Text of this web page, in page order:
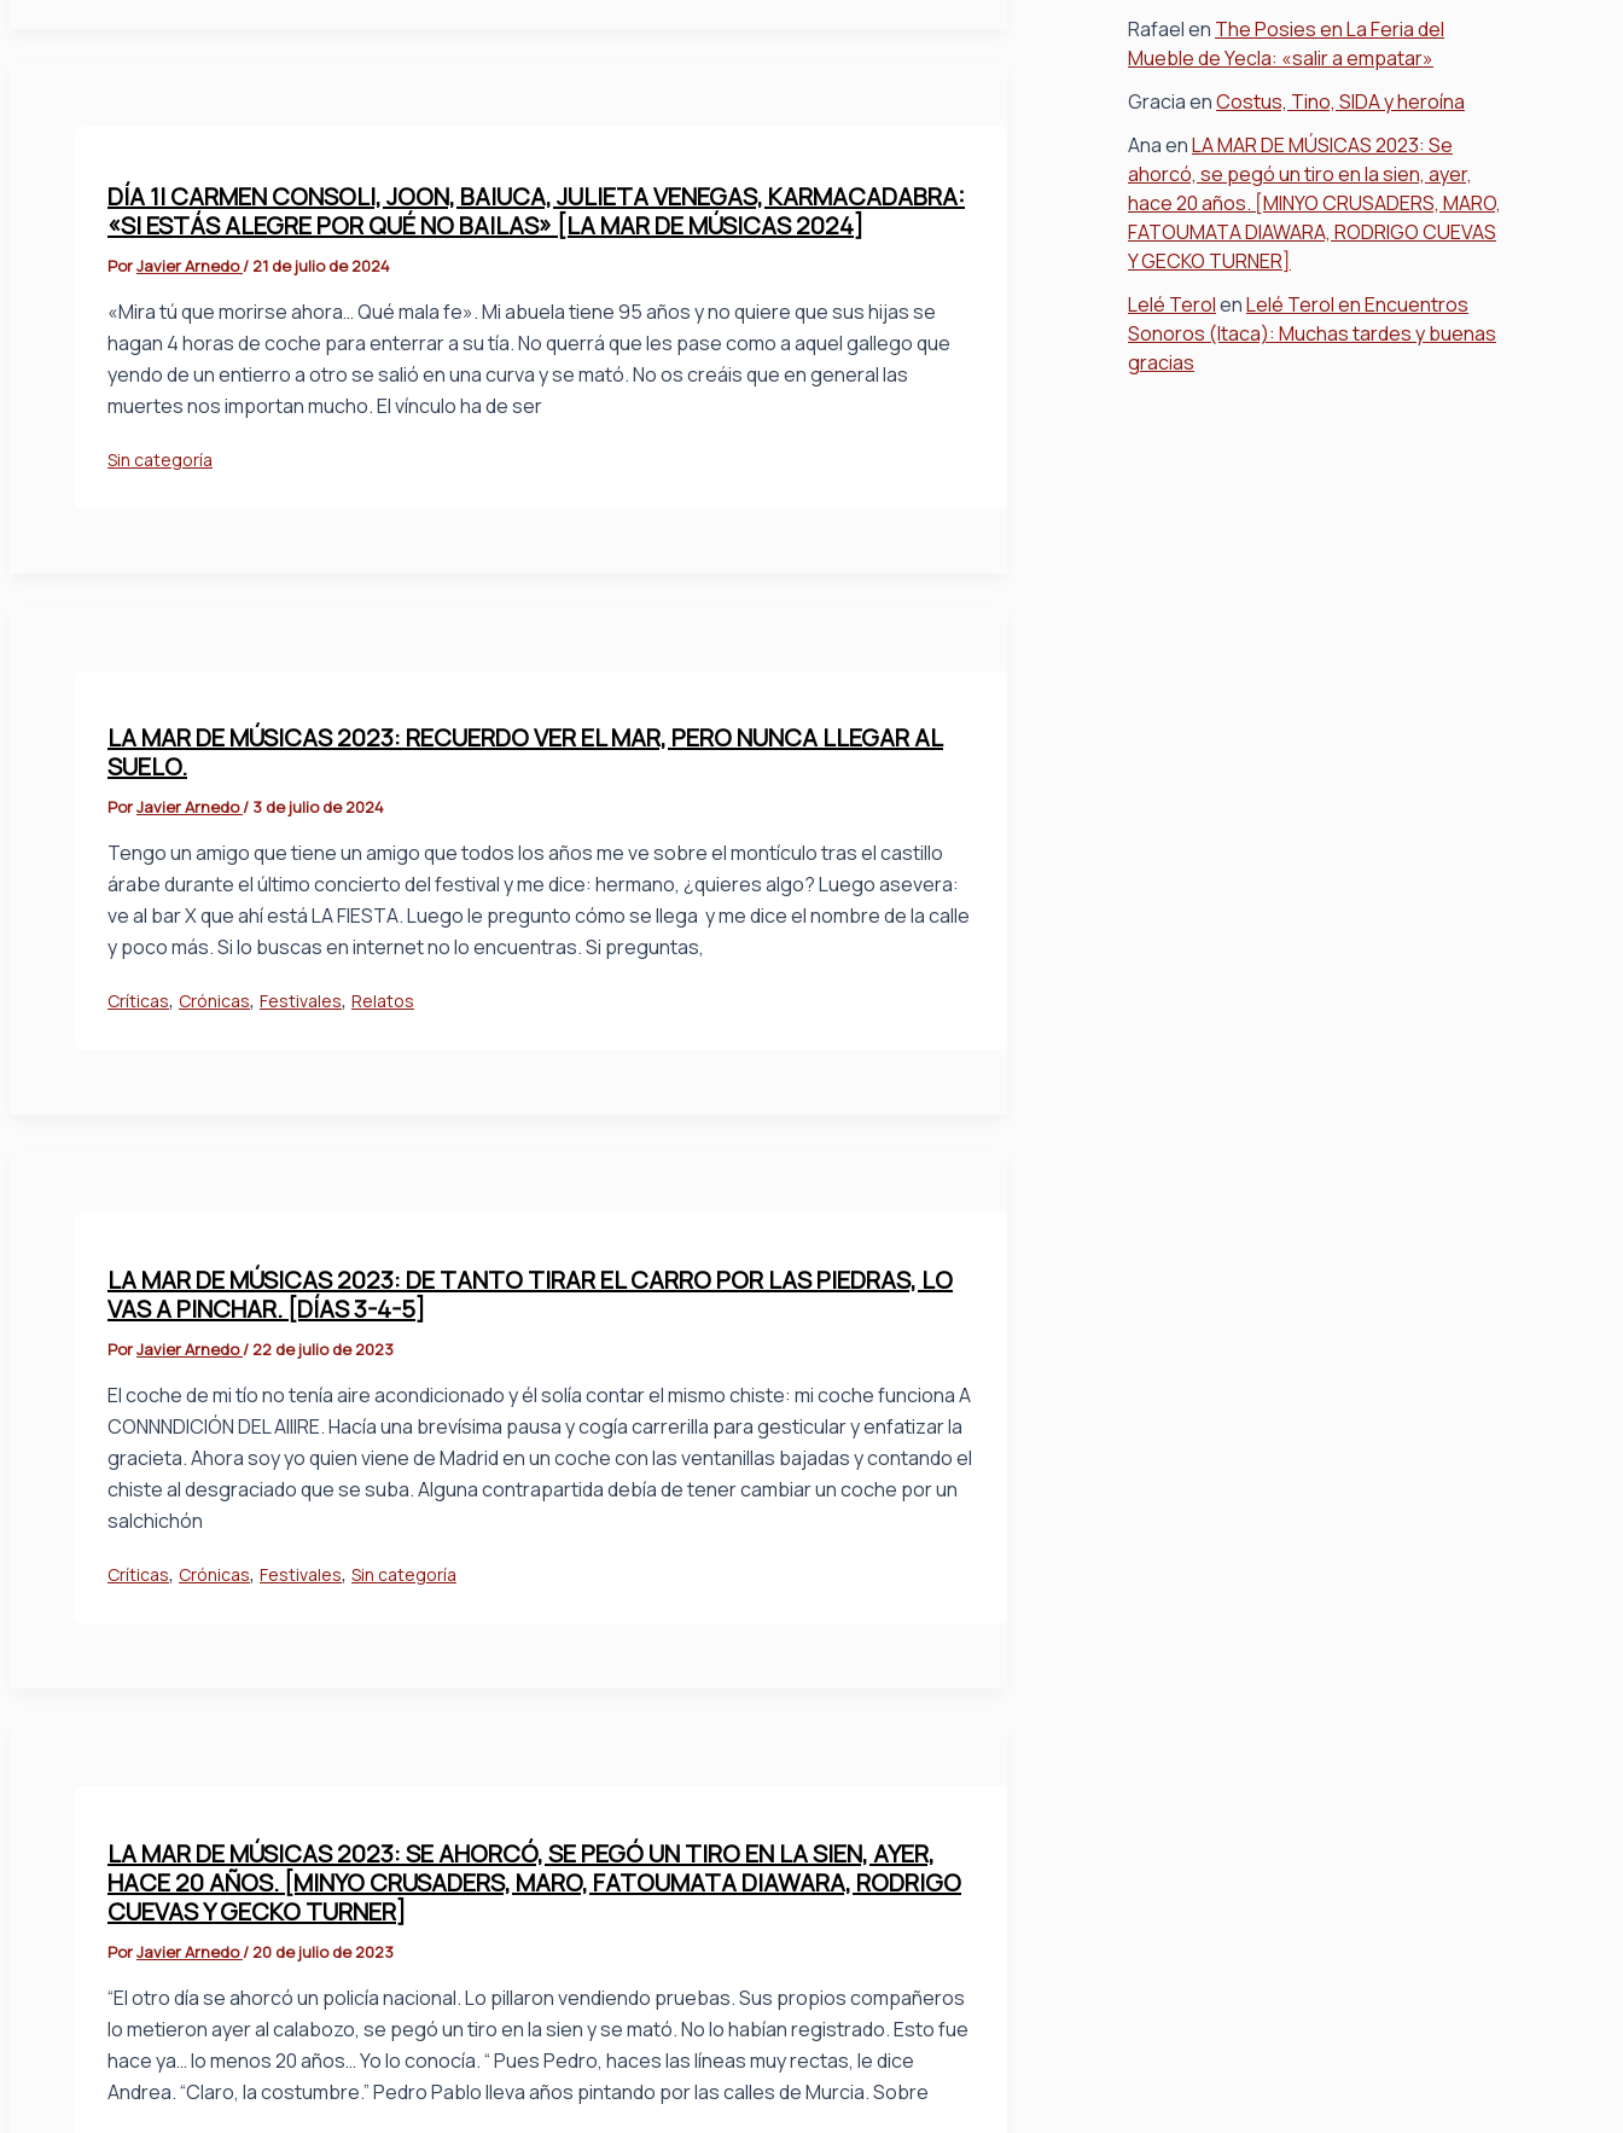
DÍA 1| CARMEN CONSOLI, JOON, BAIUCA, JULIETA VENEGAS, KARMACADABRA:
«SI ESTÁS ALEGRE POR QUÉ NO BAILAS» [LA MAR DE MÚSICAS 2024]
PorJavier Arnedo/ 21 de julio de 2024
«Mira tú que morirse ahora… Qué mala fe». Mi abuela tiene 95 años y no quiere que sus hijas se
hagan 4 horas de coche para enterrar a su tía. No querrá que les pase como a aquel gallego que
yendo de un entierro a otro se salió en una curva y se mató. No os creáis que en general las
muertes nos importan mucho. El vínculo ha de ser
Sin categoría
LA MAR DE MÚSICAS 2023: RECUERDO VER EL MAR, PERO NUNCA LLEGAR AL
SUELO.
PorJavier Arnedo/ 3 de julio de 2024
Tengo un amigo que tiene un amigo que todos los años me ve sobre el montículo tras el castillo
árabe durante el último concierto del festival y me dice: hermano, ¿quieres algo? Luego asevera:
ve al bar X que ahí está LA FIESTA. Luego le pregunto cómo se llega y me dice el nombre de la calle
y poco más. Si lo buscas en internet no lo encuentras. Si preguntas,
Críticas, Crónicas, Festivales, Relatos
LA MAR DE MÚSICAS 2023: DE TANTO TIRAR EL CARRO POR LAS PIEDRAS, LO
VAS A PINCHAR. [DÍAS 3-4-5]
PorJavier Arnedo/ 22 de julio de 2023
El coche de mi tío no tenía aire acondicionado y él solía contar el mismo chiste: mi coche funciona A
CONNNDICIÓN DEL AIIIRE. Hacía una brevísima pausa y cogía carrerilla para gesticular y enfatizar la
gracieta. Ahora soy yo quien viene de Madrid en un coche con las ventanillas bajadas y contando el
chiste al desgraciado que se suba. Alguna contrapartida debía de tener cambiar un coche por un
salchichón
Críticas, Crónicas, Festivales, Sin categoría
LA MAR DE MÚSICAS 2023: SE AHORCÓ, SE PEGÓ UN TIRO EN LA SIEN, AYER,
HACE 20 AÑOS. [MINYO CRUSADERS, MARO, FATOUMATA DIAWARA, RODRIGO
CUEVAS Y GECKO TURNER]
PorJavier Arnedo/ 20 de julio de 2023
“El otro día se ahorcó un policía nacional. Lo pillaron vendiendo pruebas. Sus propios compañeros
lo metieron ayer al calabozo, se pegó un tiro en la sien y se mató. No lo habían registrado. Esto fue
hace ya… lo menos 20 años… Yo lo conocía. “ Pues Pedro, haces las líneas muy rectas, le dice
Andrea. “Claro, la costumbre.” Pedro Pablo lleva años pintando por las calles de Murcia. Sobre
Rafaelen The Posies en La Feria del
Mueble de Yecla: «salir a empatar»
GraciaenCostus, Tino, SIDA y heroína
AnaenLA MAR DE MÚSICAS 2023: Se
ahorcó, se pegó un tiro en la sien, ayer,
hace 20 años. [MINYO CRUSADERS, MARO,
FATOUMATA DIAWARA, RODRIGO CUEVAS
Y GECKO TURNER]
Lelé TerolenLelé Terol en Encuentros
Sonoros (Itaca): Muchas tardes y buenas
gracias